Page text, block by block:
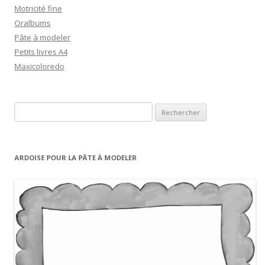
Motricité fine
Oralbums
Pâte à modeler
Petits livres A4
Maxicoloredo
e
h
h
e
r
ARDOISE POUR LA PÂTE À MODELER